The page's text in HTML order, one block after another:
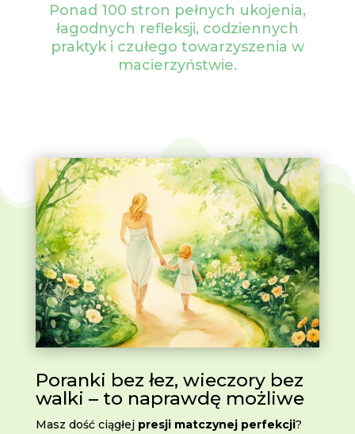
Ponad 100 stron pełnych ukojenia,
łagodnych refleksji, codziennych
praktyk i czułego towarzyszenia w
macierzyństwie.
Poranki bez łez, wieczory bez
walki – to naprawdę możliwe
Masz dość ciągłej presji matczynej perfekcji?